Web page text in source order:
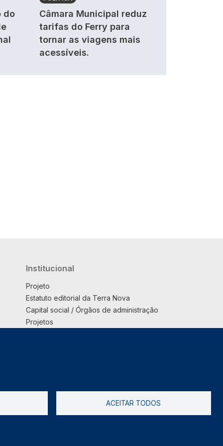
do
Câmara Municipal reduz
tarifas do Ferry para
tornar as viagens mais
acessíveis.
Institucional
Projeto
Estatuto editorial da Terra Nova
Capital social / Órgãos de administração
Projetos
ACEITAR TODOS